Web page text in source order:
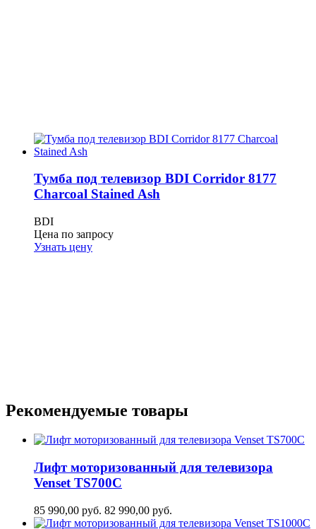
Тумба под телевизор BDI Corridor 8177
Charcoal Stained Ash
BDI
Цена по запросу
Узнать цену
Рекомендуемые товары
Лифт моторизованный для телевизора
Venset TS700С
85 990,00 руб. 82 990,00 руб.